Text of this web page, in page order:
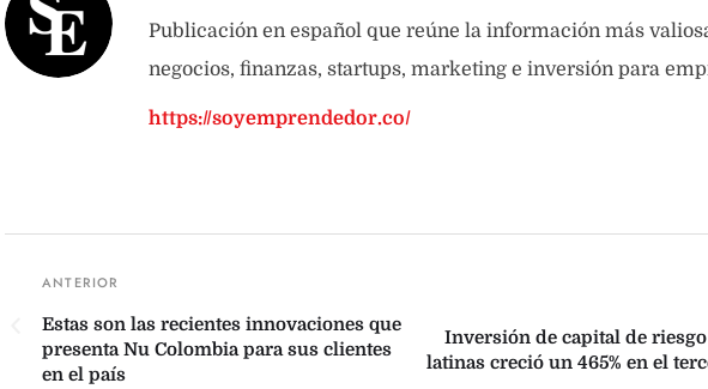
Publicación en español que reúne la información más
negocios, finanzas, startups, marketing e inversión para
https://soyemprendedor.co/
Estas son las recientes innovaciones que
presenta Nu Colombia para sus clientes
en el país
Inversión de capital de
latinas creció un 465% en el